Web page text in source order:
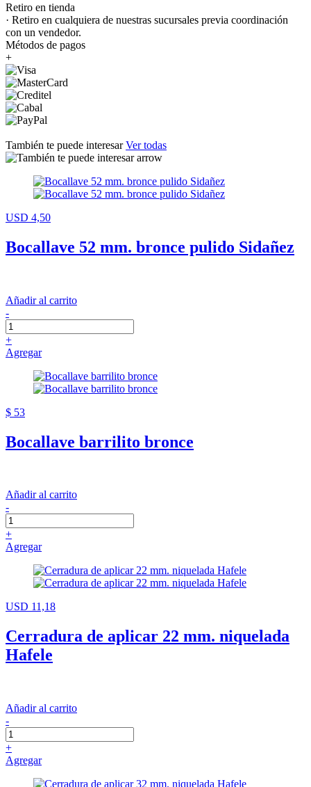
Retiro en tienda
· Retiro en cualquiera de nuestras sucursales previa coordinación
con un vendedor.
Métodos de pagos
+
También te puede interesarVer todas
USD 4,50
Bocallave 52 mm. bronce pulido Sidañez
Añadir al carrito
-
+
Agregar
$ 53
Bocallave barrilito bronce
Añadir al carrito
-
+
Agregar
USD 11,18
Cerradura de aplicar 22 mm. niquelada
Hafele
Añadir al carrito
-
+
Agregar